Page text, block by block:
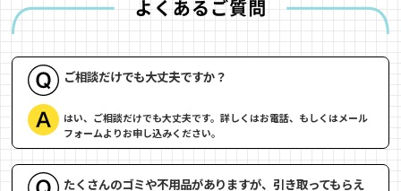
ご相談だけでも大丈夫ですか？
はい、ご相談だけでも大丈夫です。詳しくはお電話、もしくはメール
フォームよりお申し込みください。
たくさんのゴミや不用品がありますが、引き取ってもらえ